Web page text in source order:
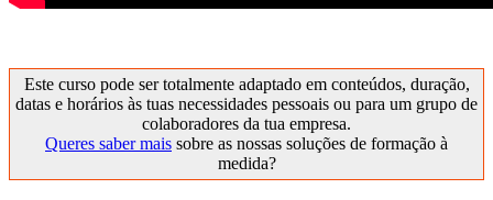
Este curso pode ser totalmente adaptado em conteúdos, duração,
datas e horários às tuas necessidades pessoais ou para um grupo de
colaboradores da tua empresa.
Queres saber mais sobre as nossas soluções de formação à
medida?